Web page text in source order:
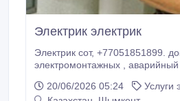
Электрик электрик
Электрик сот, +77051851899. дом 321917 все виды
электромонтажных , аварийный вызов , замена
демонтаж оборудования , навес люстр, бра,
20/06/2026 05:24
Услуги